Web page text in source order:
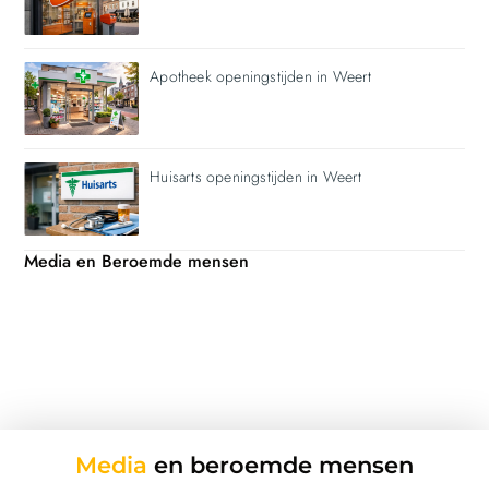
Apotheek openingstijden in Weert
Huisarts openingstijden in Weert
Media en Beroemde mensen
Media en beroemde mensen